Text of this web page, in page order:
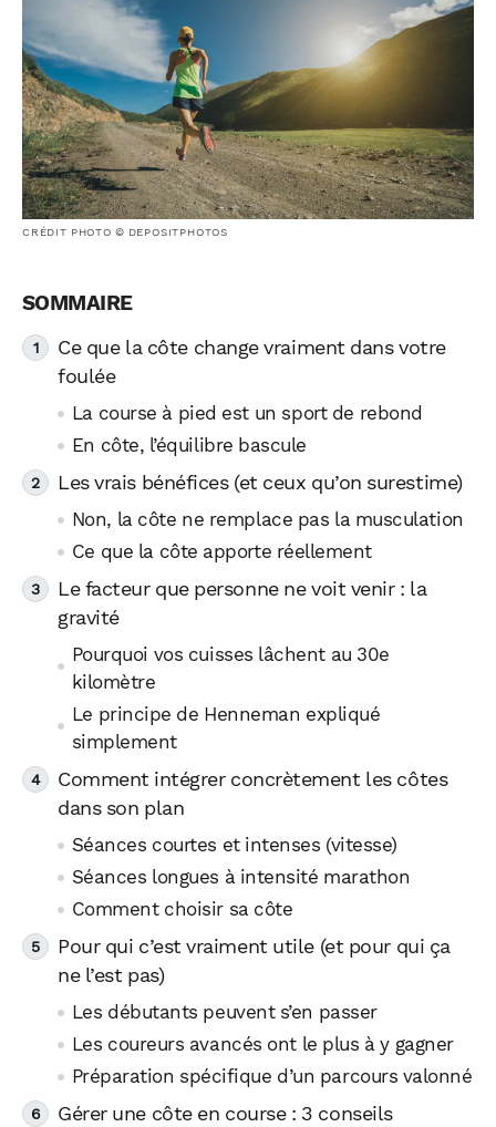
CRÉDIT PHOTO © DEPOSITPHOTOS
Ce que la côte change vraiment dans votre
foulée
La course à pied est un sport de rebond
En côte, l’équilibre bascule
Les vrais bénéfices (et ceux qu’on surestime)
Non, la côte ne remplace pas la musculation
Ce que la côte apporte réellement
Le facteur que personne ne voit venir : la
gravité
Pourquoi vos cuisses lâchent au 30e
kilomètre
Le principe de Henneman expliqué
simplement
Comment intégrer concrètement les côtes
dans son plan
Séances courtes et intenses (vitesse)
Séances longues à intensité marathon
Comment choisir sa côte
Pour qui c’est vraiment utile (et pour qui ça
ne l’est pas)
Les débutants peuvent s’en passer
Les coureurs avancés ont le plus à y gagner
Préparation spécifique d’un parcours valonné
Gérer une côte en course : 3 conseils